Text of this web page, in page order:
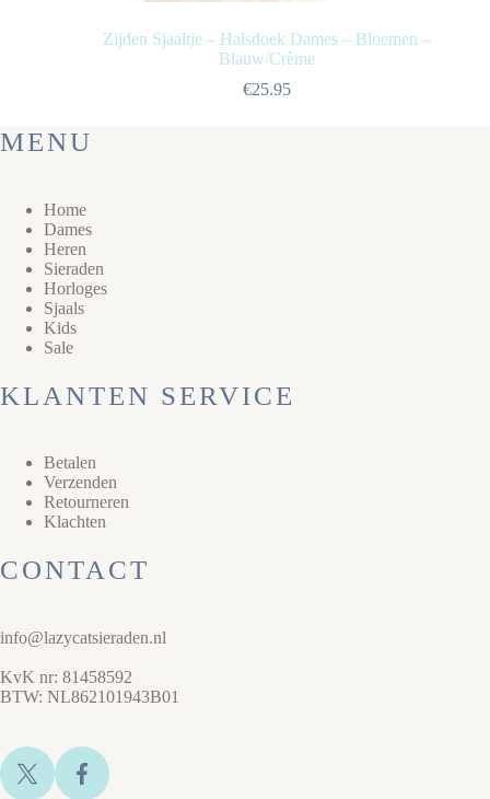
Zijden Sjaaltje – Halsdoek Dames – Bloemen –
Blauw/Crème
€25.95
MENU
Home
Dames
Heren
Sieraden
Horloges
Sjaals
Kids
Sale
KLANTEN SERVICE
Betalen
Verzenden
Retourneren
Klachten
CONTACT
info@lazycatsieraden.nl
KvK nr: 81458592
BTW: NL862101943B01